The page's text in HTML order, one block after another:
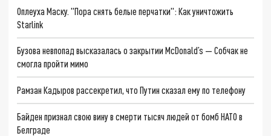
Оплеуха Маску. "Пора снять белые перчатки": Как уничтожить
Starlink
Бузова невпопад высказалась о закрытии McDonald’s — Собчак не
смогла пройти мимо
Рамзан Кадыров рассекретил, что Путин сказал ему по телефону
Байден признал свою вину в смерти тысяч людей от бомб НАТО в
Белграде